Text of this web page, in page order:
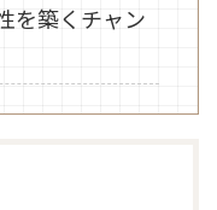
を築くチャン